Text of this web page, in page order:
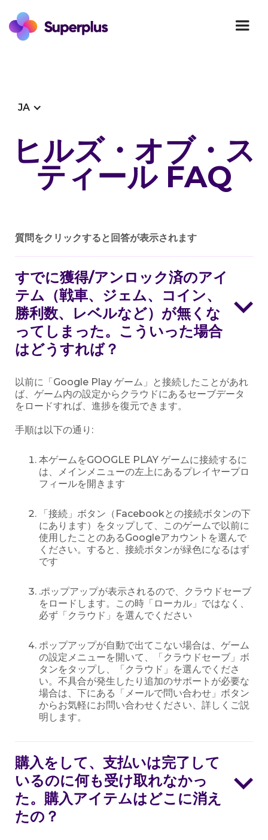
JA
ヒルズ・オブ・ス
ティール FAQ
質問をクリックすると回答が表示されます
すでに獲得/アンロック済のアイ
テム（戦車、ジェム、コイン、
勝利数、レベルなど）が無くな
ってしまった。こういった場合
はどうすれば？
以前に「Google Play ゲーム」と接続したことがあれ
ば、ゲーム内の設定からクラウドにあるセーブデータ
をロードすれば、進捗を復元できます。
手順は以下の通り:
本ゲームをGOOGLE PLAY ゲームに接続するに
は、メインメニューの左上にあるプレイヤープロ
フィールを開きます
「接続」ボタン（Facebookとの接続ボタンの下
にあります）をタップして、このゲームで以前に
使用したことのあるGoogleアカウントを選んで
ください。すると、接続ボタンが緑色になるはず
です
.ポップアップが表示されるので、クラウドセーブ
をロードします。この時「ローカル」ではなく、
必ず「クラウド」を選んでください
ポップアップが自動で出てこない場合は、ゲーム
の設定メニューを開いて、「クラウドセーブ」ボ
タンをタップし、「クラウド」を選んでくださ
い。不具合が発生したり追加のサポートが必要な
場合は、下にある「メールで問い合わせ」ボタン
からお気軽にお問い合わせください、詳しくご説
明します。
購入をして、支払いは完了して
いるのに何も受け取れなかっ
た。購入アイテムはどこに消え
たの？